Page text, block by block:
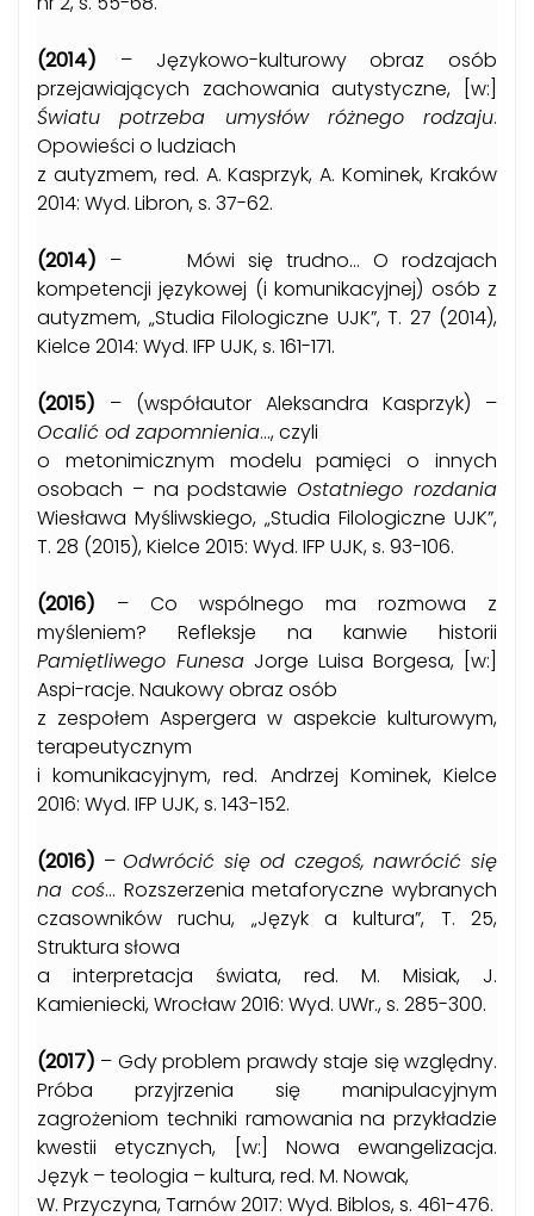
(2014) – Językowo-kulturowy obraz osób
przejawiających zachowania autystyczne, [w:]
Światu potrzeba umysłów różnego rodzaju.
Opowieści o ludziach
z autyzmem, red. A. Kasprzyk, A. Kominek, Kraków
2014: Wyd. Libron, s. 37-62.
(2014) – Mówi się trudno… O rodzajach
kompetencji językowej (i komunikacyjnej) osób z
autyzmem, „Studia Filologiczne UJK”, T. 27 (2014),
Kielce 2014: Wyd. IFP UJK, s. 161-171.
(2015) – (współautor Aleksandra Kasprzyk) –
Ocalić od zapomnienia…, czyli
o metonimicznym modelu pamięci o innych
osobach – na podstawie Ostatniego rozdania
Wiesława Myśliwskiego, „Studia Filologiczne UJK”,
T. 28 (2015), Kielce 2015: Wyd. IFP UJK, s. 93-106.
(2016) – Co wspólnego ma rozmowa z
myśleniem? Refleksje na kanwie historii
Pamiętliwego Funesa Jorge Luisa Borgesa, [w:]
Aspi-racje. Naukowy obraz osób
z zespołem Aspergera w aspekcie kulturowym,
terapeutycznym
i komunikacyjnym, red. Andrzej Kominek, Kielce
2016: Wyd. IFP UJK, s. 143-152.
(2016) – Odwrócić się od czegoś, nawrócić się
na coś… Rozszerzenia metaforyczne wybranych
czasowników ruchu, „Język a kultura”, T. 25,
Struktura słowa
a interpretacja świata, red. M. Misiak, J.
Kamieniecki, Wrocław 2016: Wyd. UWr., s. 285-300.
(2017) – Gdy problem prawdy staje się względny.
Próba przyjrzenia się manipulacyjnym
zagrożeniom techniki ramowania na przykładzie
kwestii etycznych, [w:] Nowa ewangelizacja.
Język – teologia – kultura, red. M. Nowak,
W. Przyczyna, Tarnów 2017: Wyd. Biblos, s. 461-476.